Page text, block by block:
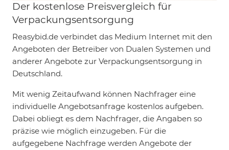
Der kostenlose Preisvergleich für
Verpackungsentsorgung
Reasybid.de verbindet das Medium Internet mit den
Angeboten der Betreiber von Dualen Systemen und
anderer Angebote zur Verpackungsentsorgung in
Deutschland.
Mit wenig Zeitaufwand können Nachfrager eine
individuelle Angebotsanfrage kostenlos aufgeben.
Dabei obliegt es dem Nachfrager, die Angaben so
präzise wie möglich einzugeben. Für die
aufgegebene Nachfrage werden Angebote der